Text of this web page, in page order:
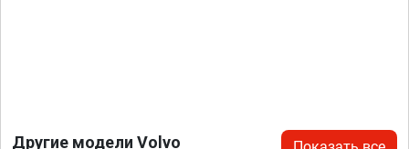
Другие модели Volvo